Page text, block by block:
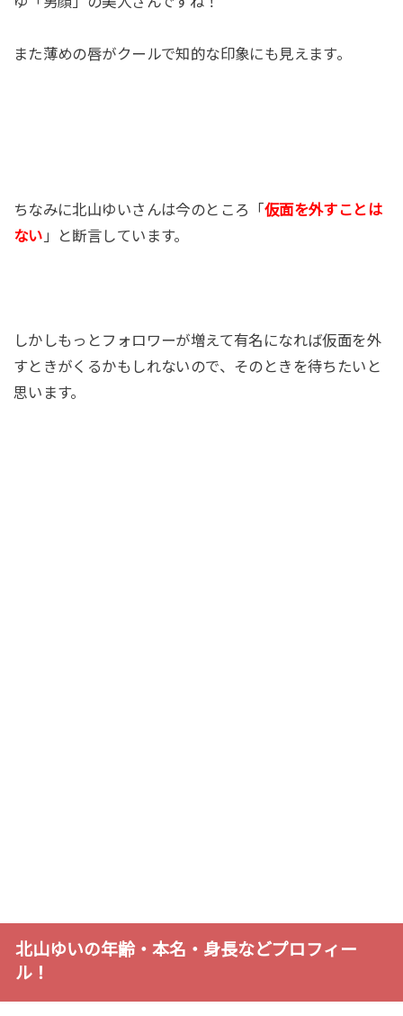
また薄めの唇がクールで知的な印象にも見えます。
ちなみに北山ゆいさんは今のところ「 仮面を外すことは
ない 」と断言しています。
しかしもっとフォロワーが増えて有名になれば仮面を外
すときがくるかもしれないので、そのときを待ちたいと
思います。
北山ゆいの年齢・本名・身長などプロフィー
ル！